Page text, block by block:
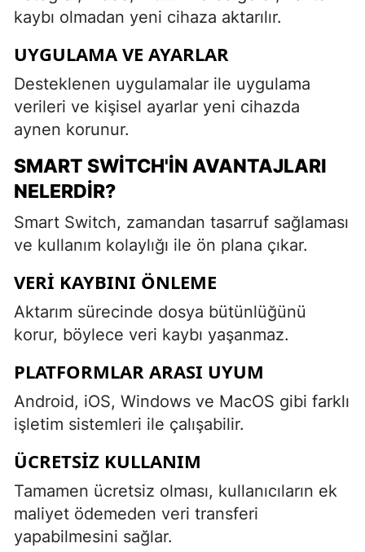
kaybı olmadan yeni cihaza aktarılır.
UYGULAMA VE AYARLAR
Desteklenen uygulamalar ile uygulama
verileri ve kişisel ayarlar yeni cihazda
aynen korunur.
SMART SWITCH'IN AVANTAJLARI
NELERDIR?
Smart Switch, zamandan tasarruf sağlaması
ve kullanım kolaylığı ile ön plana çıkar.
VERI KAYBINI ÖNLEME
Aktarım sürecinde dosya bütünlüğünü
korur, böylece veri kaybı yaşanmaz.
PLATFORMLAR ARASI UYUM
Android, iOS, Windows ve MacOS gibi farklı
işletim sistemleri ile çalışabilir.
ÜCRETSIZ KULLANIM
Tamamen ücretsiz olması, kullanıcıların ek
maliyet ödemeden veri transferi
yapabilmesini sağlar.